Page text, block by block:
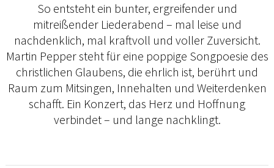
So entsteht ein bunter, ergreifender und
mitreißender Liederabend – mal leise und
nachdenklich, mal kraftvoll und voller Zuversicht.
Martin Pepper steht für eine poppige Songpoesie des
christlichen Glaubens, die ehrlich ist, berührt und
Raum zum Mitsingen, Innehalten und Weiterdenken
schafft. Ein Konzert, das Herz und Hoffnung
verbindet – und lange nachklingt.